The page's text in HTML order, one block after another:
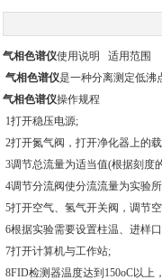
气相色谱仪使用说明 适用范围
气相色谱仪是一种分离测定低沸
气相色谱仪操作规程
1打开稳压电源;
2打开氮气阀，打开净化器上的
3调节总流量为适当值(根据刻度
4调节分流阀使分流流量为实验
5打开空气、氢气开关阀，调节
6根据实验需要设置柱温、进样
7打开计算机与工作站;
8FID检测器温度达到150oC以